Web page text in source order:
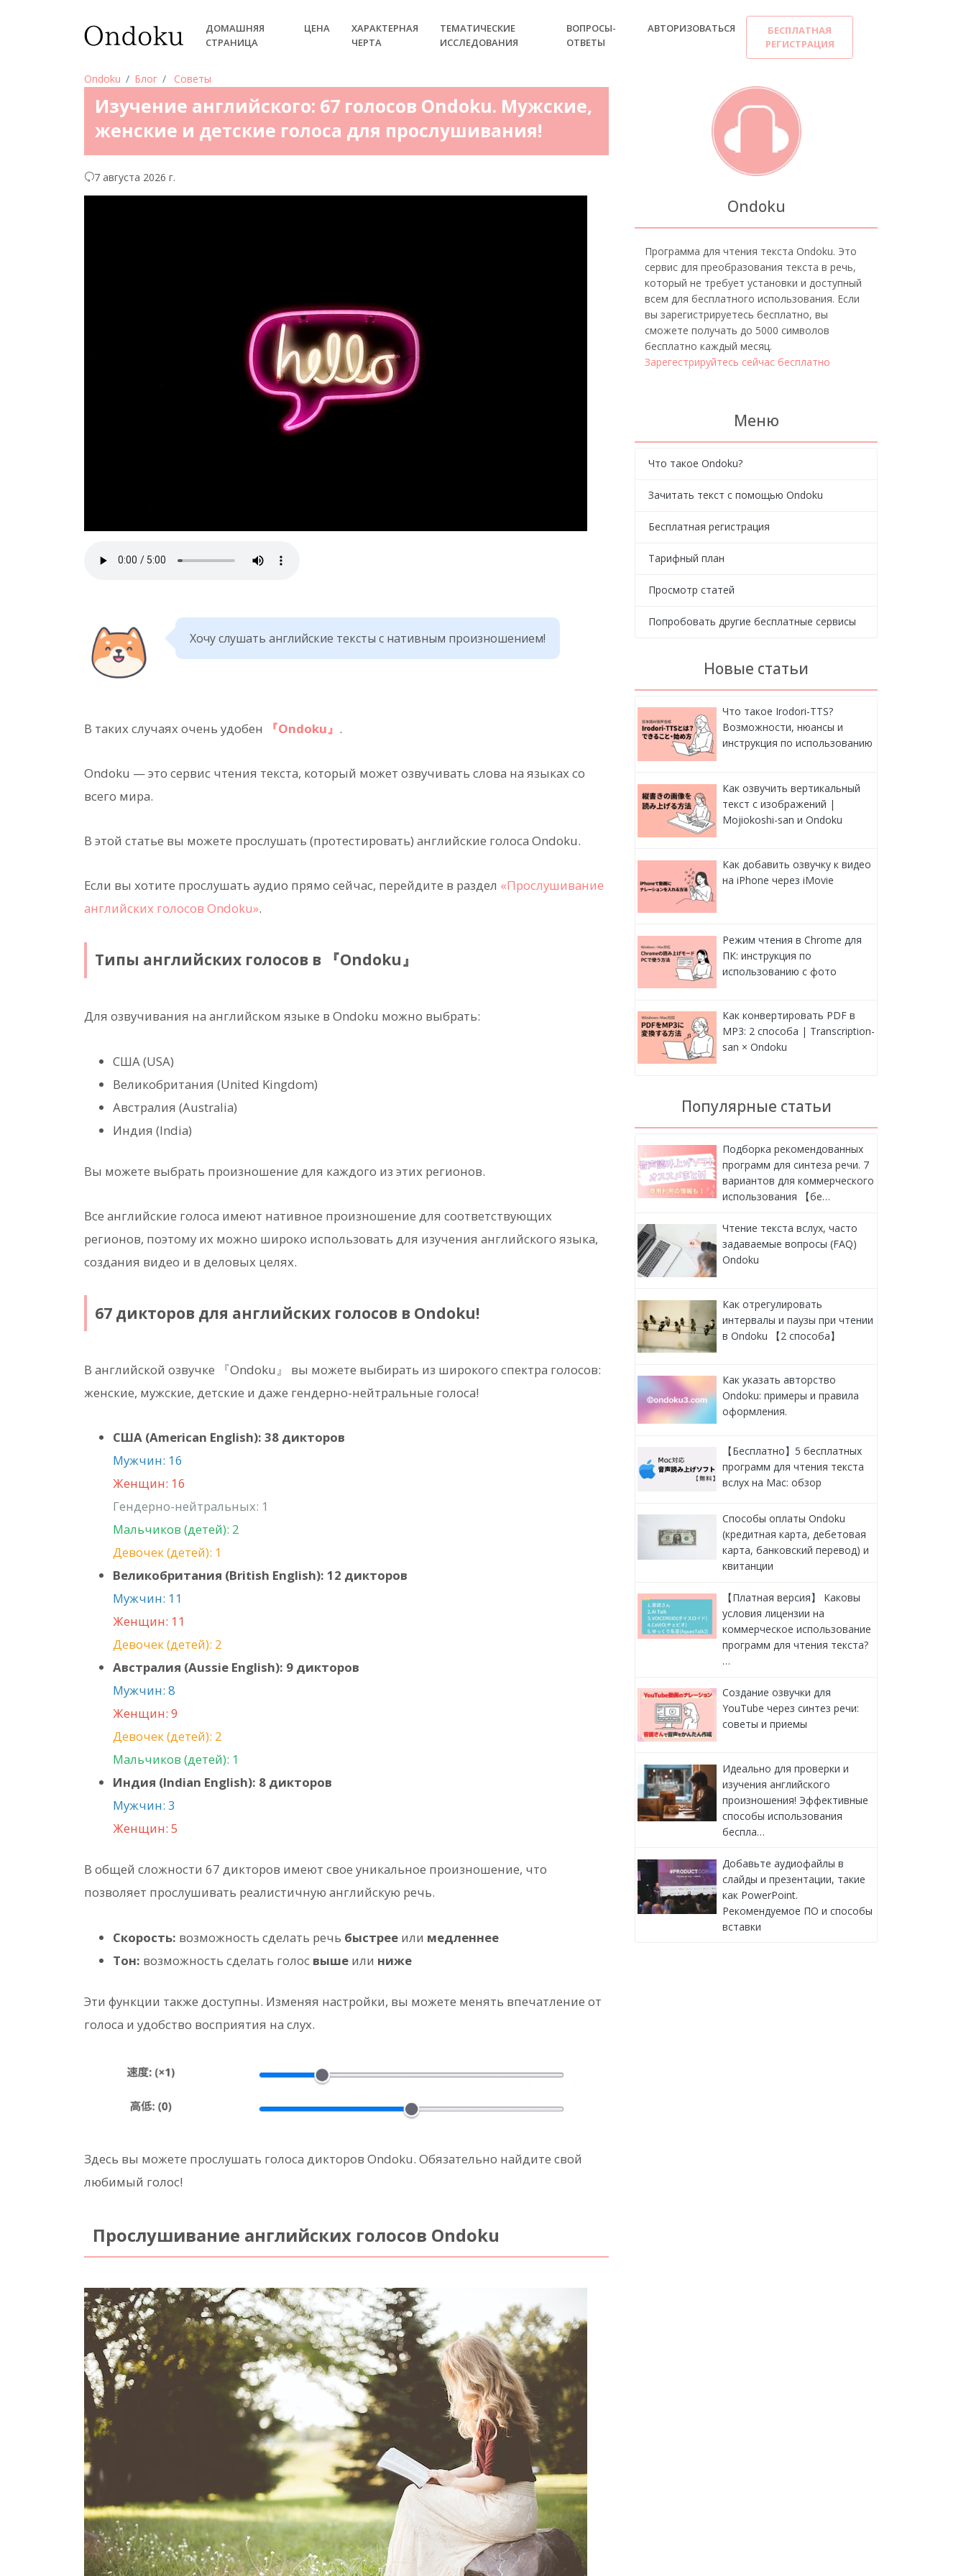
ДОМАШНЯЯ
СТРАНИЦА
ЦЕНА
ХАРАКТЕРНАЯ
ЧЕРТА
ТЕМАТИЧЕСКИЕ
ИССЛЕДОВАНИЯ
ВОПРОСЫ-
ОТВЕТЫ
АВТОРИЗОВАТЬСЯ
БЕСПЛАТНАЯ
РЕГИСТРАЦИЯ
Ondoku Блог Советы
Изучение английского: 67 голосов Ondoku. Мужские,
женские и детские голоса для прослушивания!
7 августа 2026 г.
Хочу слушать английские тексты с нативным произношением!
В таких случаях очень удобен 『Ondoku』 .
Ondoku — это сервис чтения текста, который может озвучивать слова на языках со
всего мира.
В этой статье вы можете прослушать (протестировать) английские голоса Ondoku.
Если вы хотите прослушать аудио прямо сейчас, перейдите в раздел «Прослушивание
английских голосов Ondoku».
Типы английских голосов в 『Ondoku』
Для озвучивания на английском языке в Ondoku можно выбрать:
США (USA)
Великобритания (United Kingdom)
Австралия (Australia)
Индия (India)
Вы можете выбрать произношение для каждого из этих регионов.
Все английские голоса имеют нативное произношение для соответствующих
регионов, поэтому их можно широко использовать для изучения английского языка,
создания видео и в деловых целях.
67 дикторов для английских голосов в Ondoku!
В английской озвучке 『Ondoku』 вы можете выбирать из широкого спектра голосов:
женские, мужские, детские и даже гендерно-нейтральные голоса!
США (American English): 38 дикторов
Мужчин: 16
Женщин: 16
Гендерно-нейтральных: 1
Мальчиков (детей): 2
Девочек (детей): 1
Великобритания (British English): 12 дикторов
Мужчин: 11
Женщин: 11
Девочек (детей): 2
Австралия (Aussie English): 9 дикторов
Мужчин: 8
Женщин: 9
Девочек (детей): 2
Мальчиков (детей): 1
Индия (Indian English): 8 дикторов
Мужчин: 3
Женщин: 5
В общей сложности 67 дикторов имеют свое уникальное произношение, что
позволяет прослушивать реалистичную английскую речь.
Скорость: возможность сделать речь быстрее или медленнее
Тон: возможность сделать голос выше или ниже
Эти функции также доступны. Изменяя настройки, вы можете менять впечатление от
голоса и удобство восприятия на слух.
Здесь вы можете прослушать голоса дикторов Ondoku. Обязательно найдите свой
любимый голос!
Прослушивание английских голосов Ondoku
Ondoku
Программа для чтения текста Ondoku. Это
сервис для преобразования текста в речь,
который не требует установки и доступный
всем для бесплатного использования. Если
вы зарегистрируетесь бесплатно, вы
сможете получать до 5000 символов
бесплатно каждый месяц.
Зарегестрируйтесь сейчас бесплатно
Меню
Что такое Ondoku?
Зачитать текст с помощью Ondoku
Бесплатная регистрация
Тарифный план
Просмотр статей
Попробовать другие бесплатные сервисы
Новые статьи
Что такое Irodori-TTS?
Возможности, нюансы и
инструкция по использованию
Как озвучить вертикальный
текст с изображений |
Mojiokoshi-san и Ondoku
Как добавить озвучку к видео
на iPhone через iMovie
Режим чтения в Chrome для
ПК: инструкция по
использованию с фото
Как конвертировать PDF в
MP3: 2 способа | Transcription-
san × Ondoku
Популярные статьи
Подборка рекомендованных
программ для синтеза речи. 7
вариантов для коммерческого
использования 【бе…
Чтение текста вслух, часто
задаваемые вопросы (FAQ)
Ondoku
Как отрегулировать
интервалы и паузы при чтении
в Ondoku 【2 способа】
Как указать авторство
Ondoku: примеры и правила
оформления.
【Бесплатно】5 бесплатных
программ для чтения текста
вслух на Mac: обзор
Способы оплаты Ondoku
(кредитная карта, дебетовая
карта, банковский перевод) и
квитанции
【Платная версия】 Каковы
условия лицензии на
коммерческое использование
программ для чтения текста?
…
Создание озвучки для
YouTube через синтез речи:
советы и приемы
Идеально для проверки и
изучения английского
произношения! Эффективные
способы использования
беспла…
Добавьте аудиофайлы в
слайды и презентации, такие
как PowerPoint.
Рекомендуемое ПО и способы
вставки